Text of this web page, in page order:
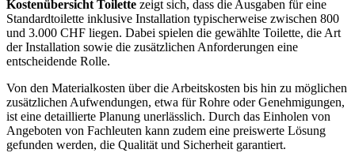
Kostenübersicht Toilette zeigt sich, dass die Ausgaben für eine
Standardtoilette inklusive Installation typischerweise zwischen 800
und 3.000 CHF liegen. Dabei spielen die gewählte Toilette, die Art
der Installation sowie die zusätzlichen Anforderungen eine
entscheidende Rolle.
Von den Materialkosten über die Arbeitskosten bis hin zu möglichen
zusätzlichen Aufwendungen, etwa für Rohre oder Genehmigungen,
ist eine detaillierte Planung unerlässlich. Durch das Einholen von
Angeboten von Fachleuten kann zudem eine preiswerte Lösung
gefunden werden, die Qualität und Sicherheit garantiert.